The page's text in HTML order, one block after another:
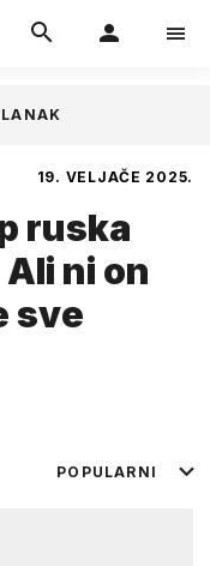
19. VELJAČE 2025.
ruska
ni on
sve
POPULARNI